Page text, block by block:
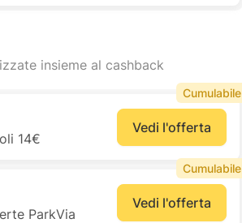
insieme al cashback
14€
Vedi l'offerta
Cumulabile
ParkVia
Vedi l'offerta
Cumulabile